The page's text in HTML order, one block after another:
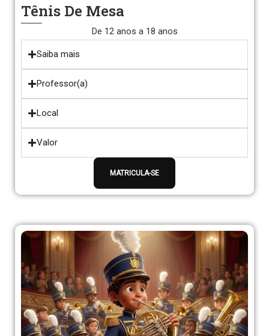
Tênis De Mesa
De 12 anos a 18 anos
Saiba mais
Professor(a)
Local
Valor
MATRICULA-SE